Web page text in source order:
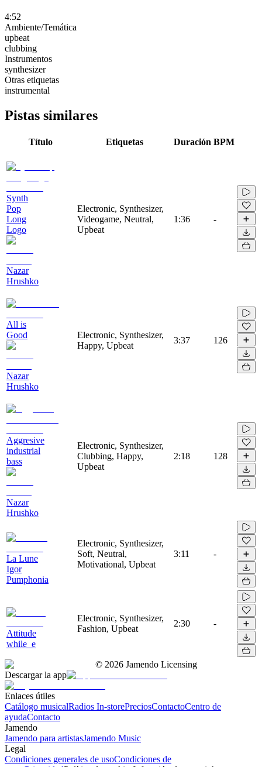
4:52
Ambiente/Temática
upbeat
clubbing
Instrumentos
synthesizer
Otras etiquetas
instrumental
Pistas similares
Título Etiquetas Duración BPM
Synth
Pop
Long
Logo
Nazar
Hrushko
Electronic, Synthesizer,
Videogame, Neutral,
Upbeat
1:36 -
All is
Good
Nazar
Hrushko
Electronic, Synthesizer,
Happy, Upbeat
3:37 126
Aggresive
industrial
bass
Nazar
Hrushko
Electronic, Synthesizer,
Clubbing, Happy,
Upbeat
2:18 128
La Lune
Igor
Pumphonia
Electronic, Synthesizer,
Soft, Neutral,
Motivational, Upbeat
3:11 -
Attitude
while_e
Electronic, Synthesizer,
Fashion, Upbeat
2:30 -
© 2026 Jamendo Licensing
Descargar la app
Enlaces útiles
Catálogo musicalRadios In-storePreciosContactoCentro de
ayudaContacto
Jamendo
Jamendo para artistasJamendo Music
Legal
Condiciones generales de usoCondiciones de